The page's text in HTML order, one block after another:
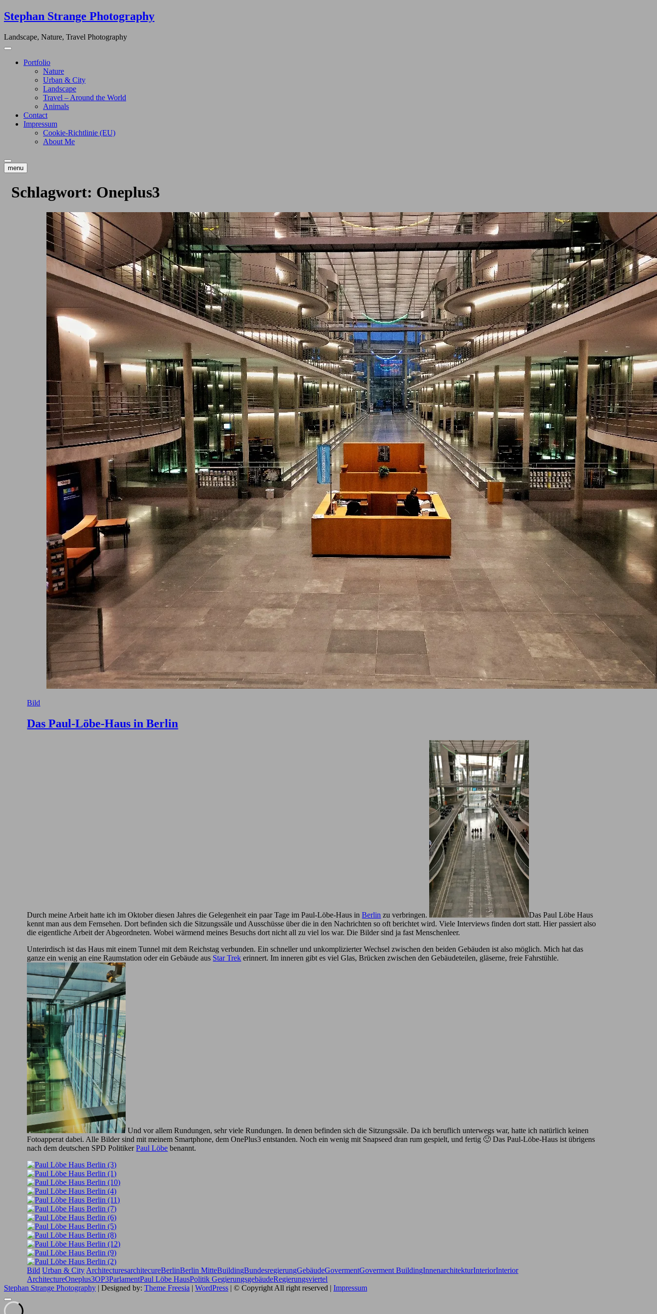
Skip
to
Stephan Strange Photography
Landscape, Nature, Travel Photography
Portfolio
Nature
Urban & City
Landscape
Travel – Around the World
Animals
Contact
Impressum
Cookie-Richtlinie (EU)
About Me
menu
Schlagwort: Oneplus3
Bild
Das Paul-Löbe-Haus in Berlin
Durch meine Arbeit hatte ich im Oktober diesen Jahres die Gelegenheit ein paar Tage im Paul-Löbe-Haus inBerlin zu verbringen.
Das Paul Löbe Haus
kennt man aus dem Fernsehen. Dort befinden sich die Sitzungssäle und Ausschüsse über die in den Nachrichten so oft berichtet wird. Viele Interviews finden dort statt. Hier passiert also
die eigentliche Arbeit der Abgeordneten. Wobei wärmend meines Besuchs dort nicht all zu viel los war. Die Bilder sind ja fast Menschenleer.
Unterirdisch ist das Haus mit einem Tunnel mit dem Reichstag verbunden. Ein schneller und unkomplizierter Wechsel zwischen den beiden Gebäuden ist also möglich. Mich hat das
ganze ein wenig an eine Raumstation oder ein Gebäude aus Star Trek erinnert. Im inneren gibt es viel Glas, Brücken zwischen den Gebäudeteilen, gläserne, freie Fahrstühle.
Und vor allem Rundungen, sehr viele Rundungen. In denen befinden sich die Sitzungssäle. Da ich beruflich unterwegs war, hatte ich natürlich keinen
Fotoapperat dabei. Alle Bilder sind mit meinem Smartphone, dem OnePlus3 entstanden. Noch ein wenig mit Snapseed dran rum gespielt, und fertig 🙂 Das Paul-Löbe-Haus ist übrigens
nach dem deutschen SPD PolitikerPaul Löbe benannt.
Bild Urban & City ArchitecturesarchitecureBerlinBerlin MitteBuildingBundesregierungGebäudeGovermentGoverment BuildingInnenarchitekturInteriorInterior
ArchitectureOneplus3OP3ParlamentPaul Löbe HausPolitik GegierungsgebäudeRegierungsviertel
Stephan Strange Photography | Designed by: Theme Freesia | WordPress | © Copyright All right reserved | Impressum